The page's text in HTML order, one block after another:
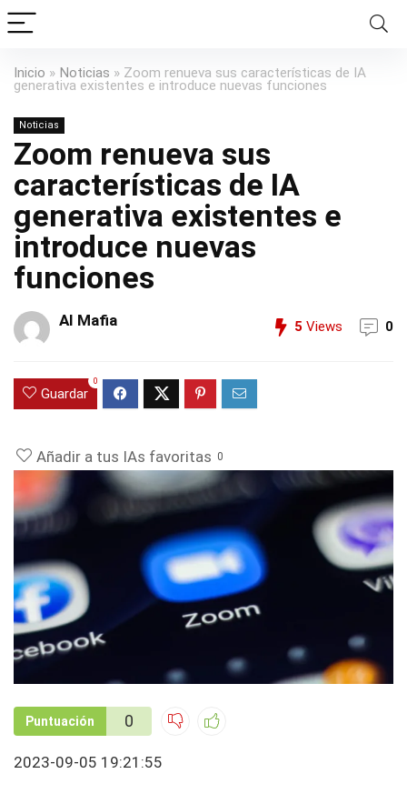
Inicio » Noticias » Zoom renueva sus características de IA
generativa existentes e introduce nuevas funciones
Noticias
Zoom renueva sus
características de IA
generativa existentes e
introduce nuevas
funciones
AI Mafia 5 Views 0
Guardar
0
Añadir a tus IAs favoritas 0
Puntuación 0
2023-09-05 19:21:55